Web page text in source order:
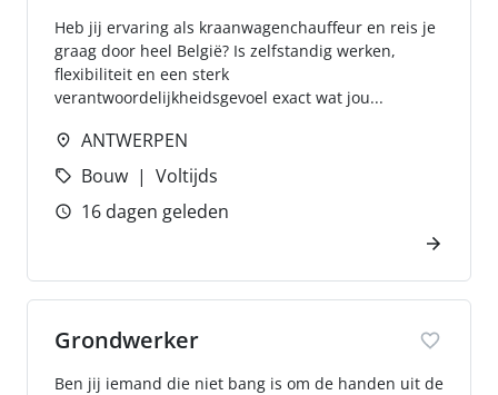
Heb jij ervaring als kraanwagenchauffeur en reis je
graag door heel België? Is zelfstandig werken,
flexibiliteit en een sterk
verantwoordelijkheidsgevoel exact wat jou...
ANTWERPEN
Bouw
Voltijds
16 dagen geleden
Grondwerker
Ben jij iemand die niet bang is om de handen uit de